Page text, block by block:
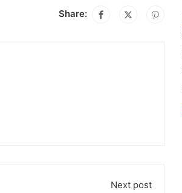
Share:
Next post